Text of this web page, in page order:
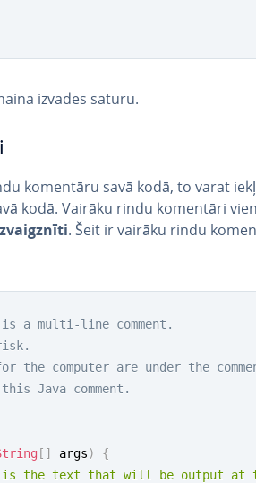
izvades saturu.
komentāru savā kodā, to varat
kodā. Vairāku rindu komentāri
. Šeit ir vairāku rindu
a multi-line comment.
the computer are under the
Java comment.
[ ] args)
{
is the text that will be output at